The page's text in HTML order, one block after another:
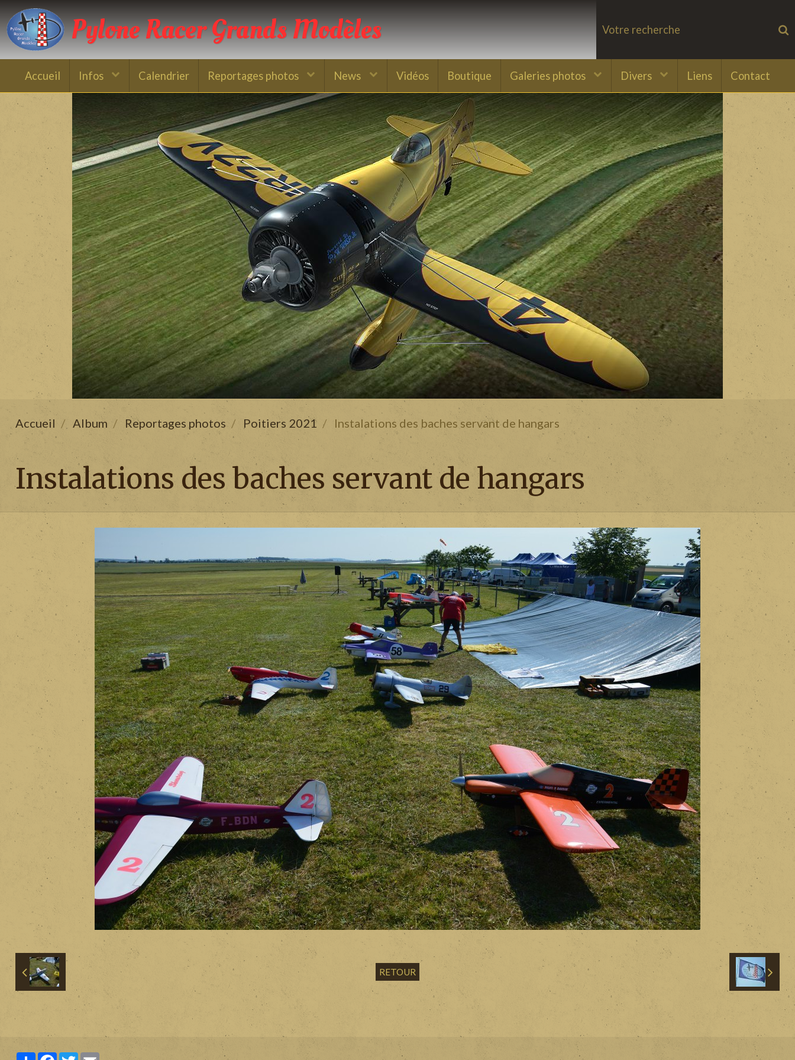
Pylone Racer Grands Modèles
Accueil Infos Calendrier Reportages photos News Vidéos Boutique Galeries photos Divers Liens Contact
Accueil Album Reportages photos Poitiers 2021 Instalations des baches servant de hangars
Instalations des baches servant de hangars
RETOUR
PartagerFacebook
Twitter